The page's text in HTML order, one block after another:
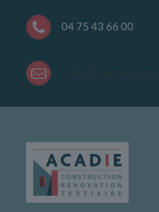
04 75 43 66 00